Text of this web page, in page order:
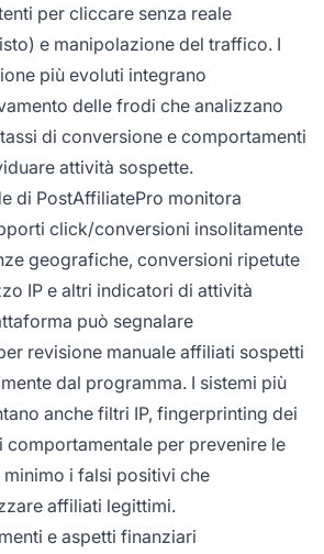
per cliccare senza reale
e manipolazione del traffico. I
più evoluti integrano
delle frodi che analizzano
di conversione e comportamenti
attività sospette.
di PostAffiliatePro monitora
click/conversioni insolitamente
geografiche, conversioni ripetute
IP e altri indicatori di attività
può segnalare
revisione manuale affiliati sospetti
dal programma. I sistemi più
anche filtri IP, fingerprinting dei
comportamentale per prevenire le
i falsi positivi che
affiliati legittimi.
e aspetti finanziari